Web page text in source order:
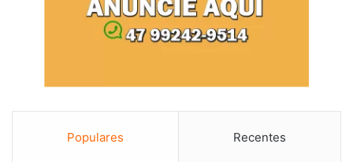
Populares Recentes